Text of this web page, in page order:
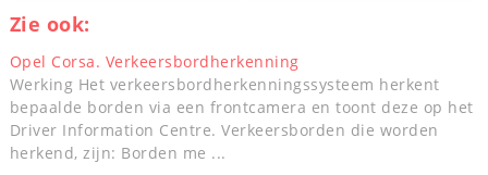
Zie ook:
Opel Corsa. Verkeersbordherkenning
Werking Het verkeersbordherkenningssysteem herkent
bepaalde borden via een frontcamera en toont deze op het
Driver Information Centre. Verkeersborden die worden
herkend, zijn: Borden me ...